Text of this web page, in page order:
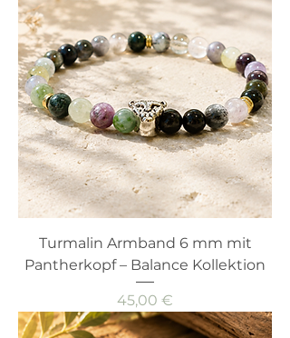
Turmalin Armband 6 mm mit
Pantherkopf – Balance Kollektion
Preis
45,00 €